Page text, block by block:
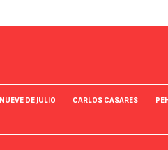
NUEVE DE JULIO CARLOS CASARES